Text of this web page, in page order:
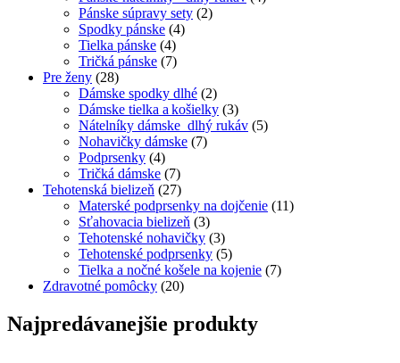
Pánske súpravy sety (2)
Spodky pánske (4)
Tielka pánske (4)
Tričká pánske (7)
Pre ženy (28)
Dámske spodky dlhé (2)
Dámske tielka a košielky (3)
Nátelníky dámske dlhý rukáv (5)
Nohavičky dámske (7)
Podprsenky (4)
Tričká dámske (7)
Tehotenská bielizeň (27)
Materské podprsenky na dojčenie (11)
Sťahovacia bielizeň (3)
Tehotenské nohavičky (3)
Tehotenské podprsenky (5)
Tielka a nočné košele na kojenie (7)
Zdravotné pomôcky (20)
Najpredávanejšie produkty